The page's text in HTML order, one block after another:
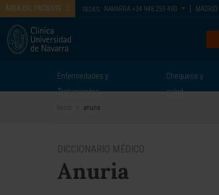
ÁREA DEL PACIENTE SEDES: NAVARRA +34 948 255 400 MADRID
Enfermedades y
Tratamientos
Chequeos y
salud
Inicio > anuria
DICCIONARIO MÉDICO
Anuria